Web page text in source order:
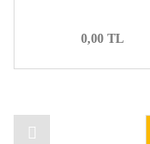
0,00 TL